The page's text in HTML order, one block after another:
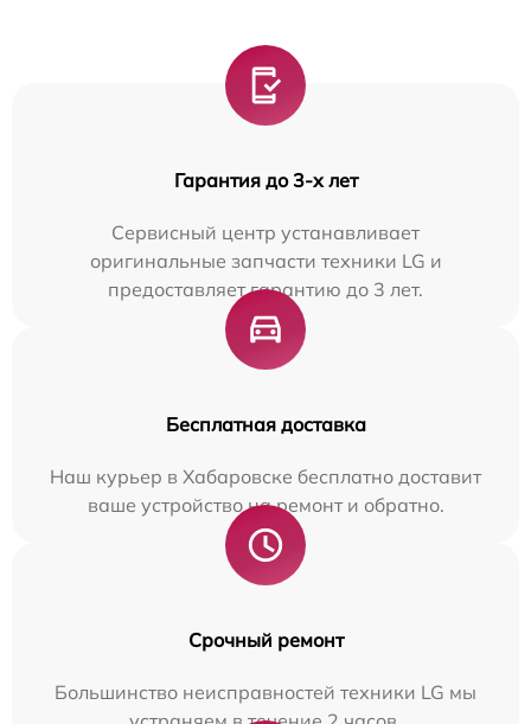
Гарантия до 3-х лет
Сервисный центр устанавливает
оригинальные запчасти техники LG и
предоставляет гарантию до 3 лет.
Бесплатная доставка
Наш курьер в Хабаровске бесплатно доставит
ваше устройство на ремонт и обратно.
Срочный ремонт
Большинство неисправностей техники LG мы